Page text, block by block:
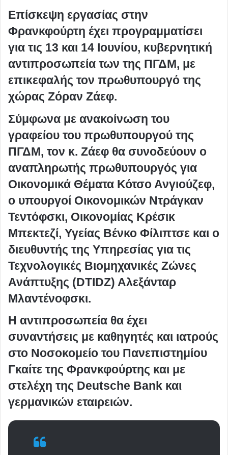
Επίσκεψη εργασίας στην
Φρανκφούρτη έχει προγραμματίσει
για τις 13 και 14 Ιουνίου, κυβερνητική
αντιπροσωπεία των της ΠΓΔΜ, με
επικεφαλής τον πρωθυπουργό της
χώρας Ζόραν Ζάεφ.
Σύμφωνα με ανακοίνωση του
γραφείου του πρωθυπουργού της
ΠΓΔΜ, τον κ. Ζάεφ θα συνοδεύουν ο
αναπληρωτής πρωθυπουργός για
Οικονομικά Θέματα Κότσο Ανγιούζεφ,
ο υπουργοί Οικονομικών Ντράγκαν
Τεντόφσκι, Οικονομίας Κρέσικ
Μπεκτεζί, Υγείας Βένκο Φίλιπτσε και ο
διευθυντής της Υπηρεσίας για τις
Τεχνολογικές Βιομηχανικές Ζώνες
Ανάπτυξης (DTIDZ) Αλεξάνταρ
Μλαντένοφσκι.
Η αντιπροσωπεία θα έχει
συναντήσεις με καθηγητές και ιατρούς
στο Νοσοκομείο του Πανεπιστημίου
Γκαίτε της Φρανκφούρτης και με
στελέχη της Deutsche Bank και
γερμανικών εταιρειών.